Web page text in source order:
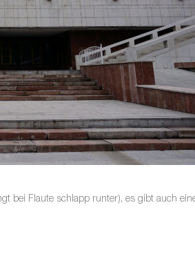
bei Flaute schlapp runter), es gibt auch